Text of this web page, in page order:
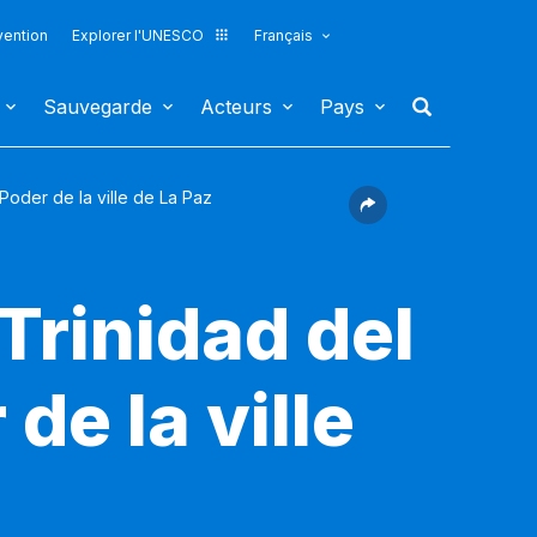
Explorer l'UNESCO
Français
Sauvegarde Acteurs Pays
de la ville de La Paz
del
de la ville